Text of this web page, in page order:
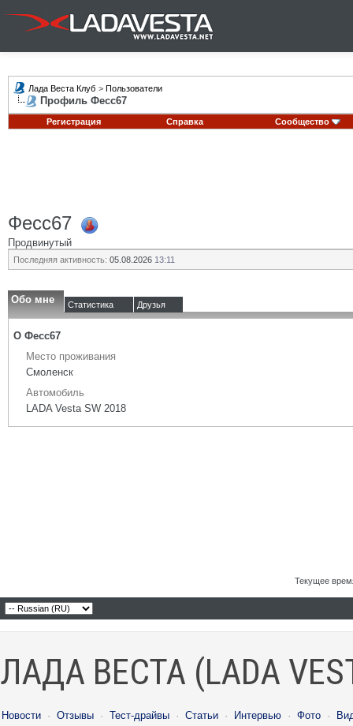
Лада Веста Клуб > Пользователи
Профиль Фесс67
Регистрация Справка Сообщество
Фесс67
Продвинутый
Последняя активность: 05.08.2026 13:11
Обо мне Статистика Друзья
О Фесс67
Место проживания
Смоленск
Автомобиль
LADA Vesta SW 2018
Текущее
ЛАДА ВЕСТА (LADA
Новости · Отзывы · Тест-драйвы · Статьи · Интервью · Фото ·